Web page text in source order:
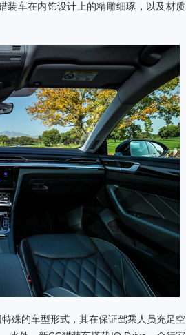
装车在内饰设计上的精雕细琢，以及材质
的车型形式，其在保证驾乘人员充足空